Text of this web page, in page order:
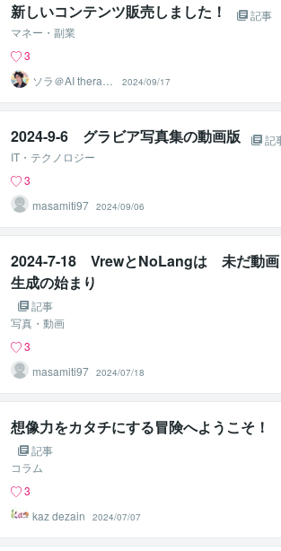
新しいコンテンツ販売しました！
記事
マネー・副業
3
ソラ＠AI therapi
st
2024/09/17
2024-9-6 グラビア写真集の動画版
記
IT・テクノロジー
3
masamiti97 2024/09/06
2024-7-18 VrewとNoLangは 未だ動画
生成の始まり
記事
写真・動画
3
masamiti97 2024/07/18
想像力をカタチにする冒険へようこそ！
記事
コラム
3
kaz dezain
2024/07/07